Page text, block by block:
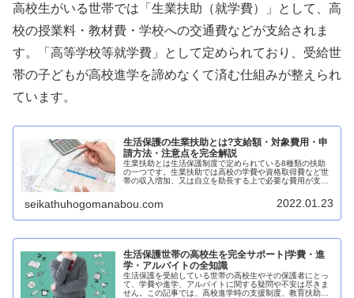
高校生がいる世帯では「生業扶助（就学費）」として、高
校の授業料・教材費・学校への交通費などが支給されま
す。「高等学校等就学費」として定められており、受給世
帯の子どもが高校進学を諦めなくて済む仕組みが整えられ
ています。
生活保護の生業扶助とは?支給額・対象費用・申
請方法・注意点を完全解説
生業扶助とは生活保護制度で定められている8種類の扶助
の一つです。生業扶助では高校の学費や資格取得費など世
帯の収入増加、又は自立を助長する上で必要な費用が支給
seikathuhogomanabou.com 2022.01.23
生活保護世帯の高校生を完全サポート|学費・進
学・アルバイトの全知識
生活保護を受給している世帯の高校生やその保護者にとっ
て、学費や進学、アルバイトに関する疑問や不安は尽きま
せん。この記事では、高校進学時の支援制度、教育扶助の